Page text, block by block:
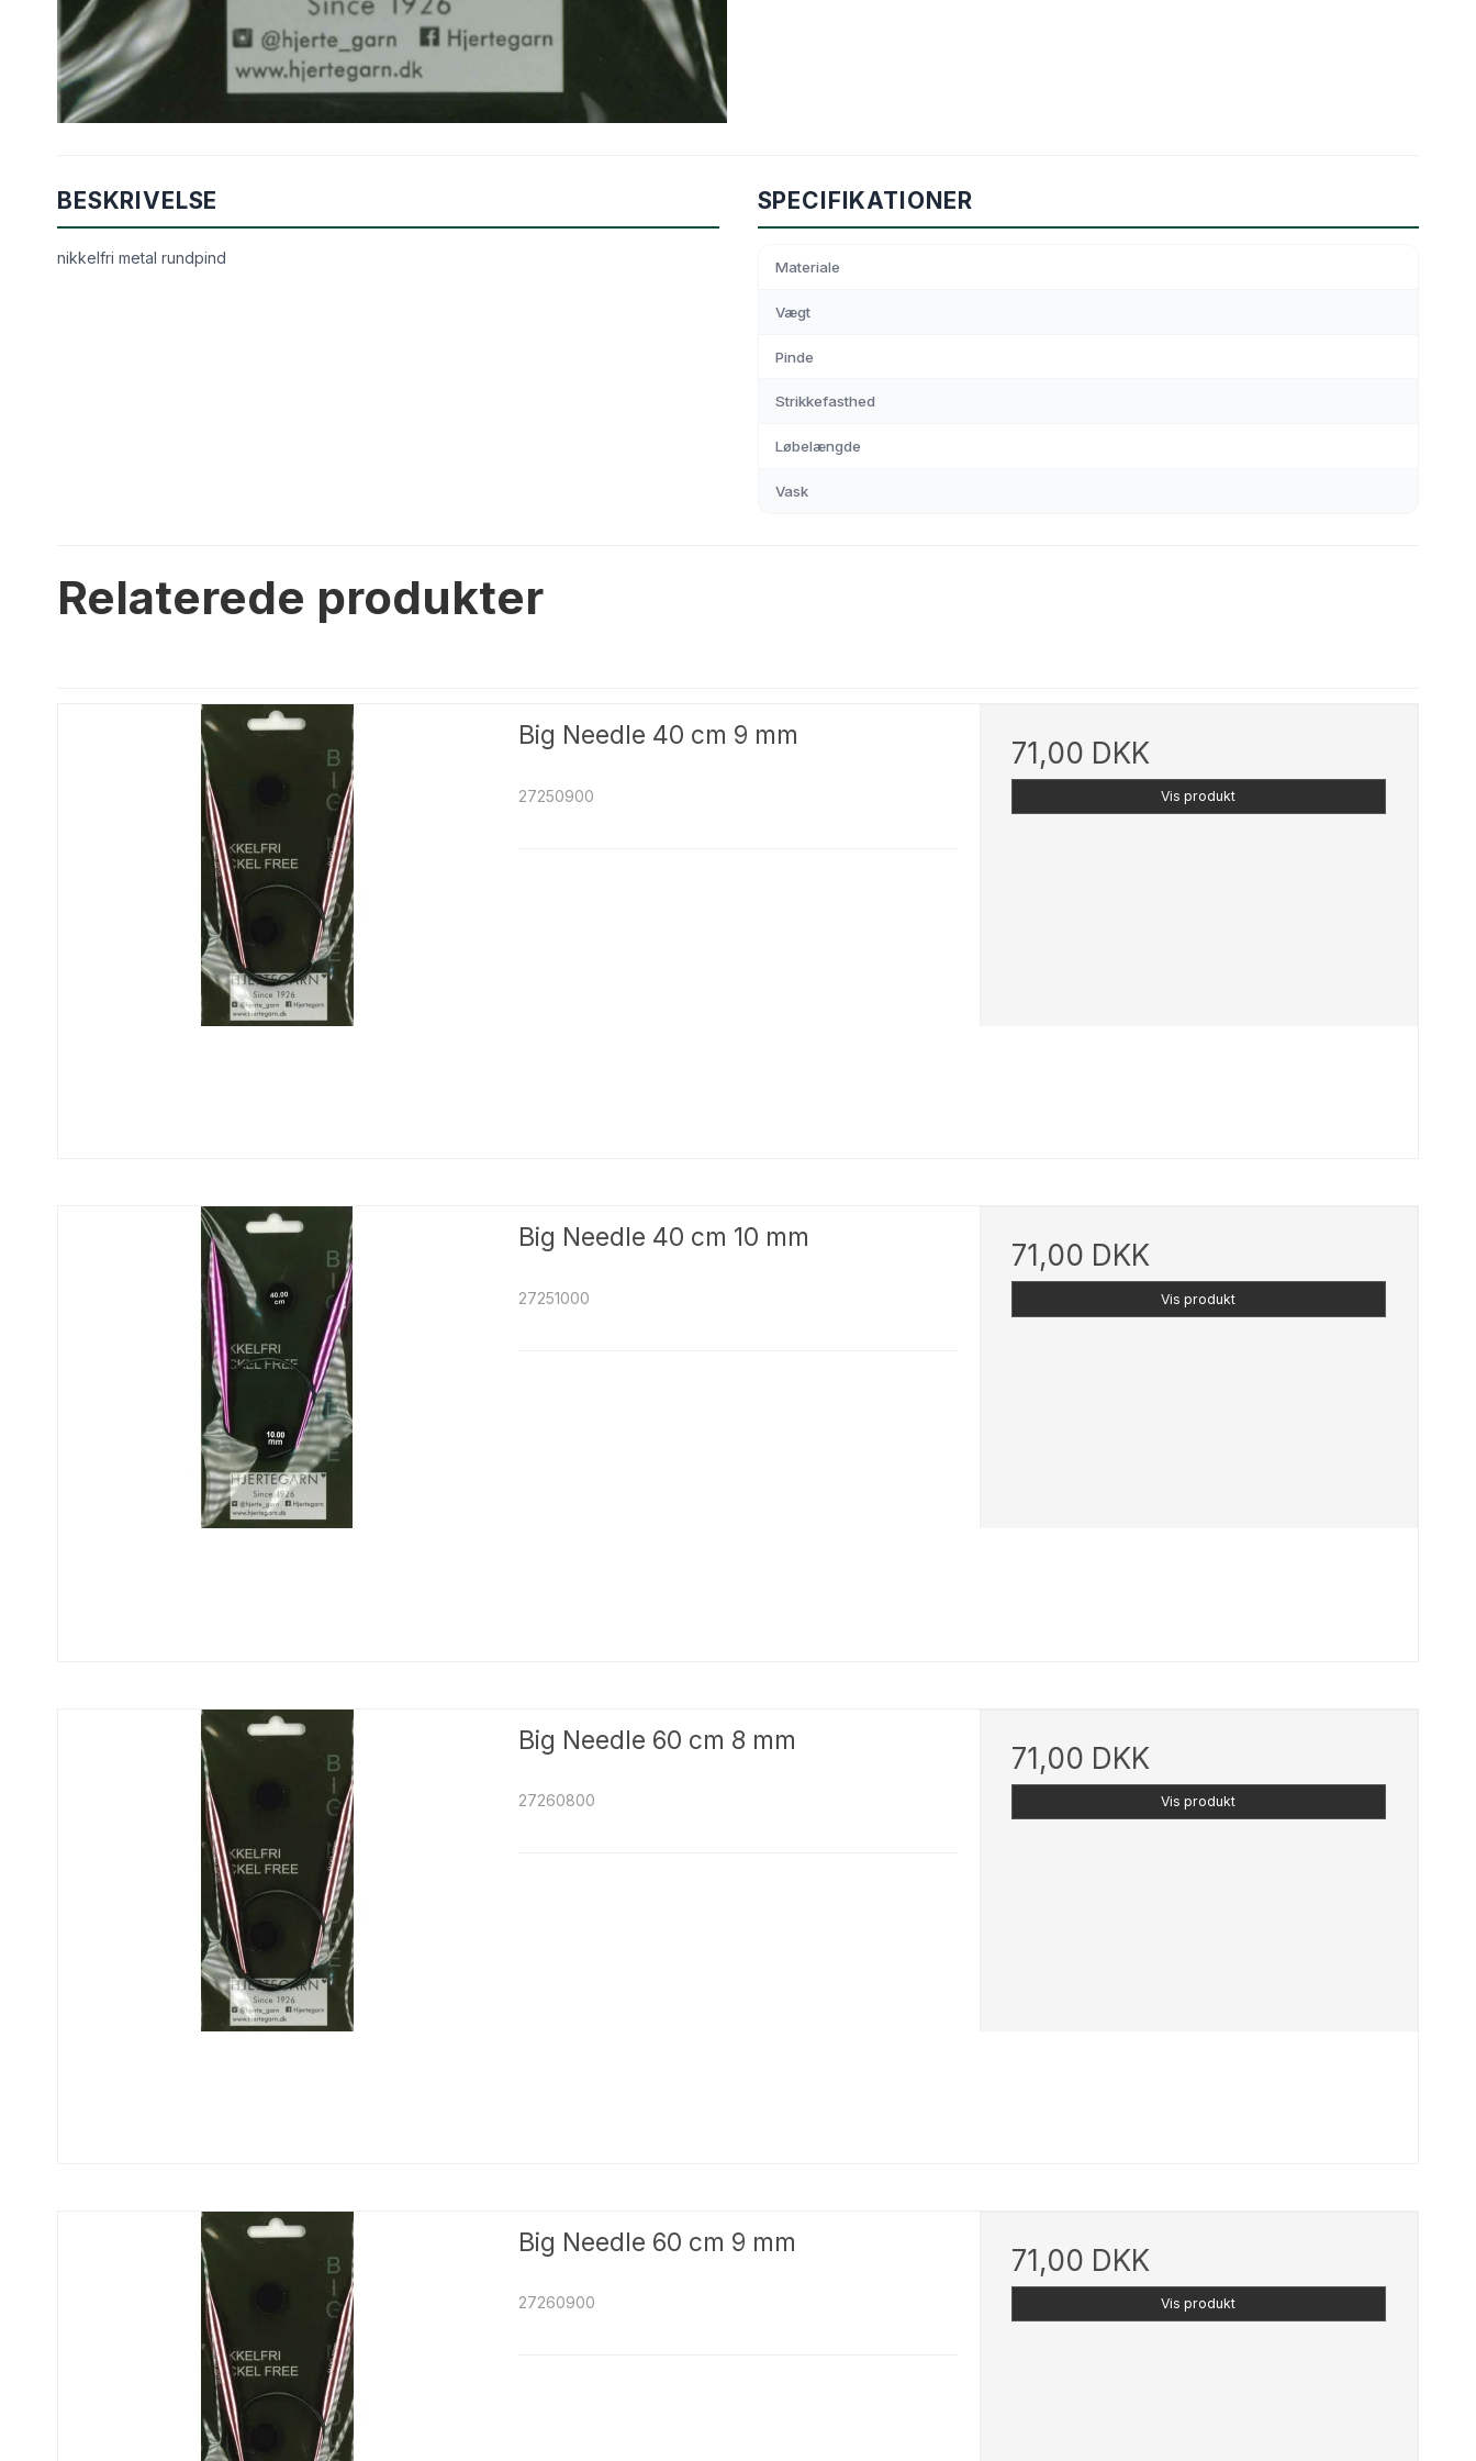
BESKRIVELSE
nikkelfri metal rundpind
SPECIFIKATIONER
Materiale
Vægt
Pinde
Strikkefasthed
Løbelængde
Vask
Relaterede produkter
Big Needle 40 cm 9 mm
27250900
71,00 DKK
Vis produkt
Big Needle 40 cm 10 mm
27251000
71,00 DKK
Vis produkt
Big Needle 60 cm 8 mm
27260800
71,00 DKK
Vis produkt
Big Needle 60 cm 9 mm
27260900
71,00 DKK
Vis produkt